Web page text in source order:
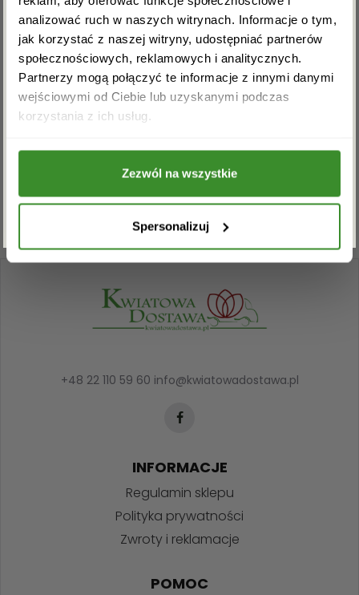
analizować ruch w naszych witrynach. Informacje o tym,
jak korzystać z naszej witryny, udostępniać partnerów
społecznościowych, reklamowych i analitycznych.
Partnerzy mogą połączyć te informacje z innymi danymi
wejściowymi od Ciebie lub uzyskanymi podczas
korzystania z ich usług.
Zezwól na wszystkie
Spersonalizuj
OPINIE
Na razie nie ma opinii o produkcie.
Musisz sięzalogować, aby dodać opinię.
+48 22 110 59 60 info@kwiatowadostawa.pl
INFORMACJE
Regulamin sklepu
Polityka prywatności
Zwroty i reklamacje
POMOC
Akceptuję regulamin i wyrażam zgodę na
przetwarzanie powyższych danych osobowych
ZAPISZ SIĘ